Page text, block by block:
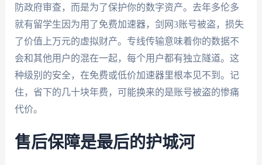
防政府审查，而是为了保护你的数字资产。去年多伦多
就有留学生因为用了免费加速器，剑网3账号被盗，损失
了价值上万元的虚拟财产。专线传输意味着你的数据不
会和其他用户的混在一起，每个用户都有独立隧道。这
种级别的安全，在免费或低价加速器里根本见不到。记
住，省下的几十块年费，可能换来的是账号被盗的惨痛
代价。
售后保障是最后的护城河